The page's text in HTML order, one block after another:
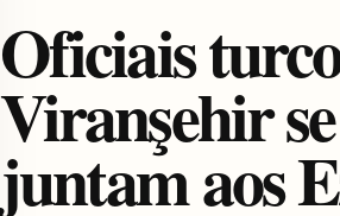
Oficiais
Viranşehir se
juntam aos